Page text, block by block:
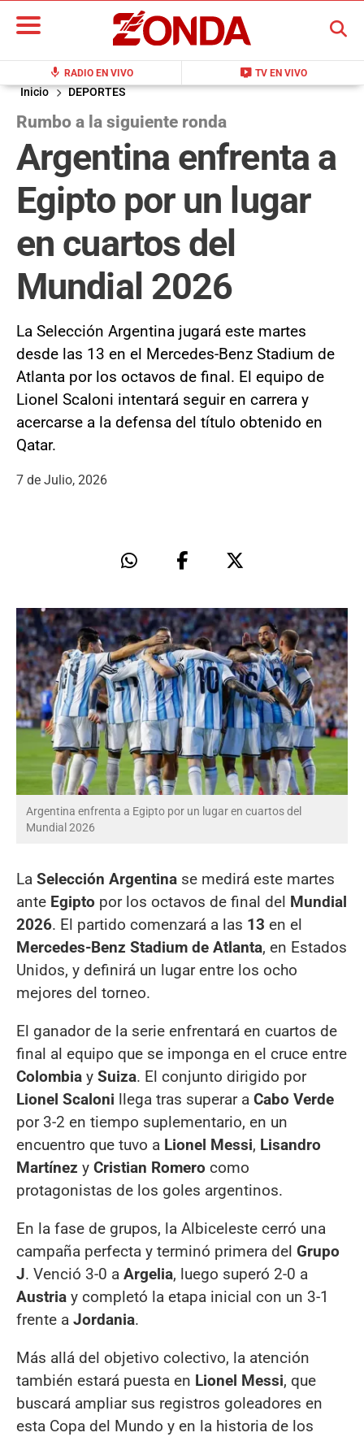
mic RADIO EN VIVO live_tv TV EN VIVO
BUSCAR
Inicio DEPORTES
Rumbo a la siguiente ronda
Argentina enfrenta a
Egipto por un lugar
en cuartos del
Mundial 2026
La Selección Argentina jugará este martes
desde las 13 en el Mercedes-Benz Stadium de
Atlanta por los octavos de final. El equipo de
Lionel Scaloni intentará seguir en carrera y
acercarse a la defensa del título obtenido en
Qatar.
7 de Julio, 2026
Argentina enfrenta a Egipto por un lugar en cuartos del
Mundial 2026
La Selección Argentina se medirá este martes
ante Egipto por los octavos de final del Mundial
2026. El partido comenzará a las 13 en el
Mercedes-Benz Stadium de Atlanta, en Estados
Unidos, y definirá un lugar entre los ocho
mejores del torneo.
El ganador de la serie enfrentará en cuartos de
final al equipo que se imponga en el cruce entre
Colombia y Suiza. El conjunto dirigido por
Lionel Scaloni llega tras superar a Cabo Verde
por 3-2 en tiempo suplementario, en un
encuentro que tuvo a Lionel Messi, Lisandro
Martínez y Cristian Romero como
protagonistas de los goles argentinos.
En la fase de grupos, la Albiceleste cerró una
campaña perfecta y terminó primera del Grupo
J. Venció 3-0 a Argelia, luego superó 2-0 a
Austria y completó la etapa inicial con un 3-1
frente a Jordania.
Más allá del objetivo colectivo, la atención
también estará puesta en Lionel Messi, que
buscará ampliar sus registros goleadores en
esta Copa del Mundo y en la historia de los